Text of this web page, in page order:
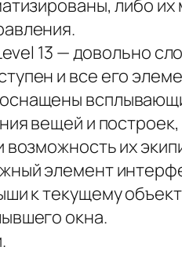
либо
13 — довольно
и все его
вещей и
их
элемент
к текущему
окна.